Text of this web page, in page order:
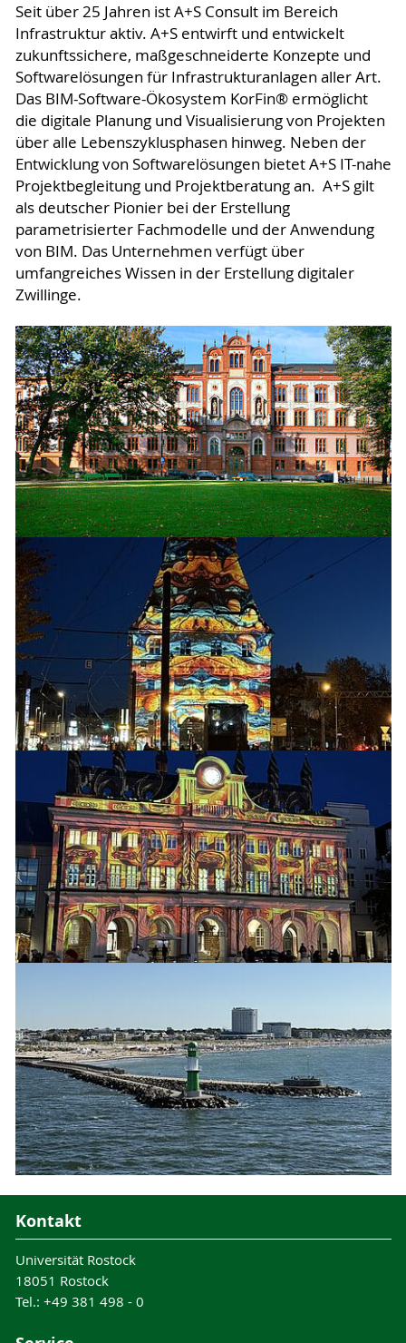
Seit über 25 Jahren ist A+S Consult im Bereich
Infrastruktur aktiv. A+S entwirft und entwickelt
zukunftssichere, maßgeschneiderte Konzepte und
Softwarelösungen für Infrastrukturanlagen aller Art.
Das BIM-Software-Ökosystem KorFin® ermöglicht
die digitale Planung und Visualisierung von Projekten
über alle Lebenszyklusphasen hinweg. Neben der
Entwicklung von Softwarelösungen bietet A+S IT-nahe
Projektbegleitung und Projektberatung an. A+S gilt
als deutscher Pionier bei der Erstellung
parametrisierter Fachmodelle und der Anwendung
von BIM. Das Unternehmen verfügt über
umfangreiches Wissen in der Erstellung digitaler
Zwillinge.
Kontakt
Universität Rostock
18051 Rostock
Tel.: +49 381 498 - 0